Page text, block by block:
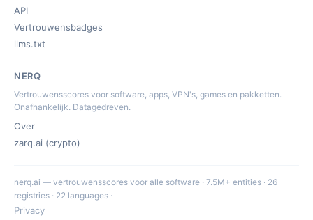
API
Vertrouwensbadges
llms.txt
NERQ
Vertrouwensscores voor software, apps, VPN's, games en pakketten.
Onafhankelijk. Datagedreven.
Over
zarq.ai (crypto)
nerq.ai — vertrouwensscores voor alle software · 7.5M+ entities · 26
registries · 22 languages ·
Privacy